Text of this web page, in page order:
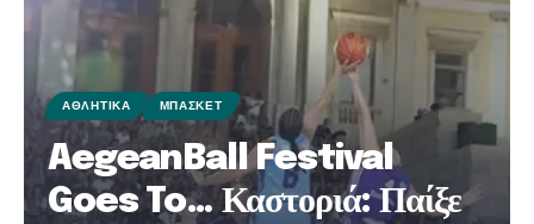
ΑΘΛΗΤΙΚΆ ΜΠΆΣΚΕΤ
AegeanBall Festival
Goes To… Καστοριά: Παίξε